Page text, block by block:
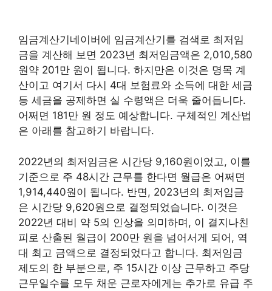
임금계산기네이버에 임금계산기를 검색로 최저임
금을 계산해 보면 2023년 최저임금액은 2,010,580
원약 201만 원이 됩니다. 하지만은 이것은 명목 계
산이고 여기서 다시 4대 보험료와 소득에 대한 세금
등 세금을 공제하면 실 수령액은 더욱 줄어듭니다.
어쩌면 181만 원 정도 예상합니다. 구체적인 계산법
은 아래를 참고하기 바랍니다.
2022년의 최저임금은 시간당 9,160원이었고, 이를
기준으로 주 48시간 근무를 한다면 월급은 어쩌면
1,914,440원이 됩니다. 반면, 2023년의 최저임금
은 시간당 9,620원으로 결정되었습니다. 이것은
2022년 대비 약 5의 인상을 의미하며, 이 결지나친
피로 산출된 월급이 200만 원을 넘어서게 되어, 역
대 최고 금액으로 결정되었다고 합니다. 최저임금
제도의 한 부분으로, 주 15시간 이상 근무하고 주당
근무일수를 모두 채운 근로자에게는 추가로 유급 주